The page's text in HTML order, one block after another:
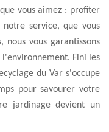
vous aimez : profiter
service, que vous
nous vous garantissons
Fini les
du Var s'occupe
pour savourer votre
jardinage devient un